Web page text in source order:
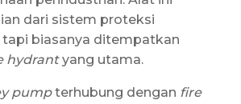
dari sistem proteksi
tapi biasanya ditempatkan
hydrantyang utama.
pumpterhubung dengan fire